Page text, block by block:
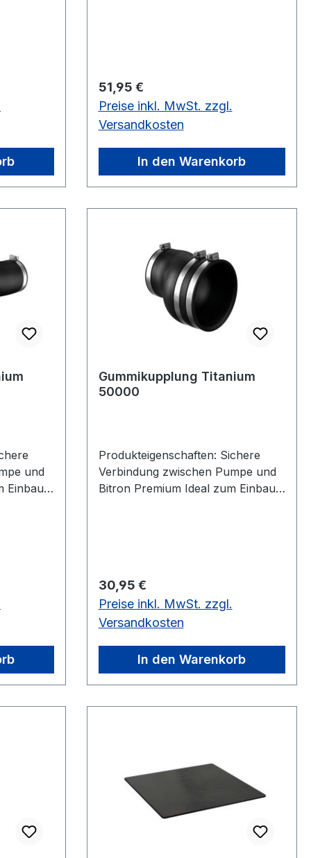
Regulärer Preis:
51,95 €
Preise inkl. MwSt. zzgl.
Versandkosten
In den Warenkorb
und
Einbau
Gummikupplung Titanium
50000
Produkteigenschaften: Sichere
Verbindung zwischen Pumpe und
Bitron Premium Ideal zum Einbau
DN 110
Regulärer Preis:
30,95 €
Preise inkl. MwSt. zzgl.
Versandkosten
In den Warenkorb